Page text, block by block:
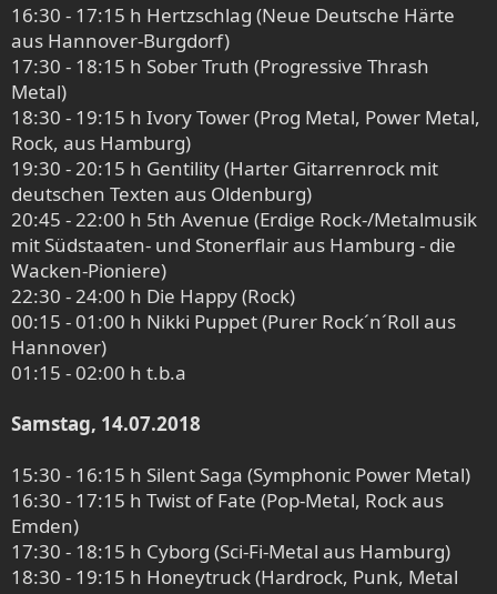
16:30 - 17:15 h Hertzschlag (Neue Deutsche Härte
aus Hannover-Burgdorf)
17:30 - 18:15 h Sober Truth (Progressive Thrash
Metal)
18:30 - 19:15 h Ivory Tower (Prog Metal, Power Metal,
Rock, aus Hamburg)
19:30 - 20:15 h Gentility (Harter Gitarrenrock mit
deutschen Texten aus Oldenburg)
20:45 - 22:00 h 5th Avenue (Erdige Rock-/Metalmusik
mit Südstaaten- und Stonerflair aus Hamburg - die
Wacken-Pioniere)
22:30 - 24:00 h Die Happy (Rock)
00:15 - 01:00 h Nikki Puppet (Purer Rock´n´Roll aus
Hannover)
01:15 - 02:00 h t.b.a
Samstag, 14.07.2018
15:30 - 16:15 h Silent Saga (Symphonic Power Metal)
16:30 - 17:15 h Twist of Fate (Pop-Metal, Rock aus
Emden)
17:30 - 18:15 h Cyborg (Sci-Fi-Metal aus Hamburg)
18:30 - 19:15 h Honeytruck (Hardrock, Punk, Metal